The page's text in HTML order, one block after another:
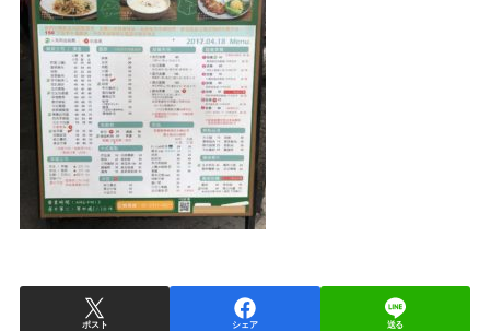
ポスト シェア 送る